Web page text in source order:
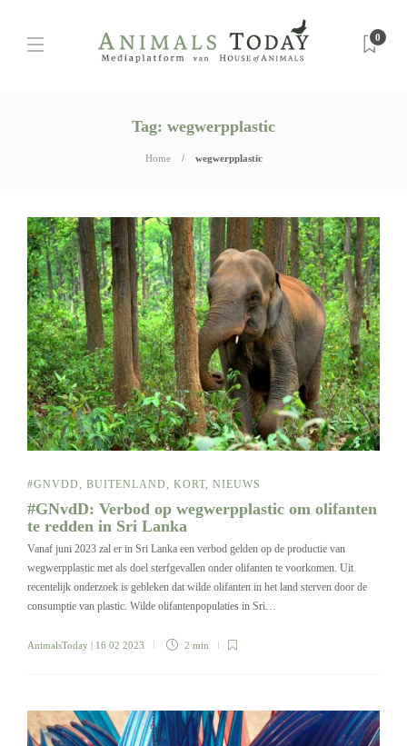
0
Tag: wegwerpplastic
Home wegwerpplastic
#GNVDD BUITENLAND KORT NIEUWS
#GNvdD: Verbod op wegwerpplastic om olifanten
te redden in Sri Lanka
Vanaf juni 2023 zal er in Sri Lanka een verbod gelden op de productie van
wegwerpplastic met als doel sterfgevallen onder olifanten te voorkomen. Uit
recentelijk onderzoek is gebleken dat wilde olifanten in het land sterven door de
consumptie van plastic. Wilde olifantenpopulaties in Sri…
AnimalsToday | 16 02 2023 2 min